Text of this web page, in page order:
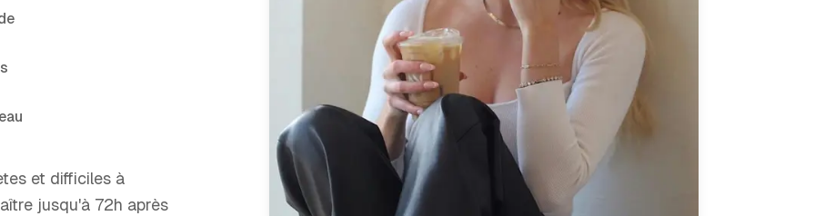
et difficiles à
jusqu'à 72h après